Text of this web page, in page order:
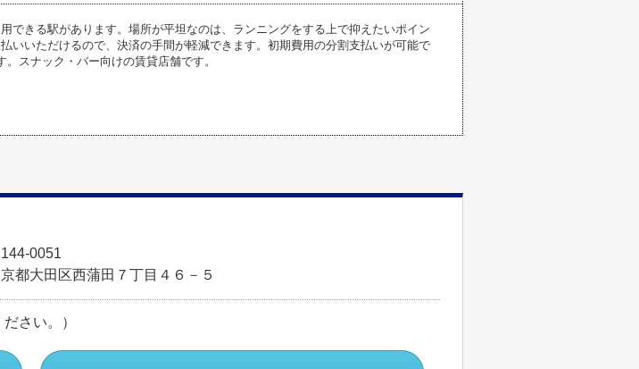
できる駅があります。場所が平坦なのは、ランニングをする上で抑えたいポイン
いいただけるので、決済の手間が軽減できます。初期費用の分割支払いが可能で
スナック・バー向けの賃貸店舗です。
0051
都大田区西蒲田７丁目４６－５
さい。）